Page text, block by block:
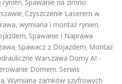
rynien, Spawanie na zimno
, Czyszczenie Laserem w
wymiana i montaż rynien,
, Spawanie i Naprawa
, Spawacz z Dojazdem, Montaż
Warszawa Domy AI -
Domem. Serwis
, Wymiana zamków szyfrowych